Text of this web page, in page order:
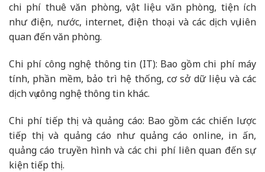
chi phí thuê văn phòng, vật liệu văn phòng, tiện ích
như điện, nước, internet, điện thoại và các dịch vụ liên
quan đến văn phòng.
Chi phí công nghệ thông tin (IT): Bao gồm chi phí máy
tính, phần mềm, bảo trì hệ thống, cơ sở dữ liệu và các
dịch vụ công nghệ thông tin khác.
Chi phí tiếp thị và quảng cáo: Bao gồm các chiến lược
tiếp thị và quảng cáo như quảng cáo online, in ấn,
quảng cáo truyền hình và các chi phí liên quan đến sự
kiện tiếp thị.